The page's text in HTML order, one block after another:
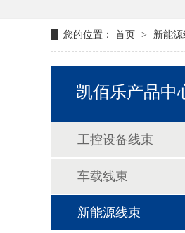
您的位置： 首页 > 新能
凯佰乐产品中
工控设备线束
车载线束
新能源线束